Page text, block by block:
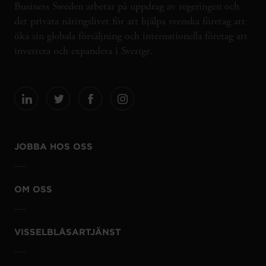
Business Sweden arbetar på uppdrag av regeringen och
det privata näringslivet för att hjälpa svenska företag att
öka sin globala försäljning och internationella företag att
investera och expandera i Sverige.
JOBBA HOS OSS
OM OSS
VISSELBLÅSARTJÄNST